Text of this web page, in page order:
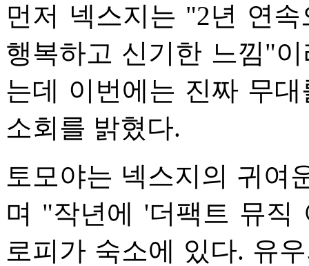
먼저 넥스지는 "2년 연
행복하고 신기한 느낌"
는데 이번에는 진짜 무
소회를 밝혔다.
토모야는 넥스지의 귀여
며 "작년에 '더팩트 뮤직
로피가 숙소에 있다. 유